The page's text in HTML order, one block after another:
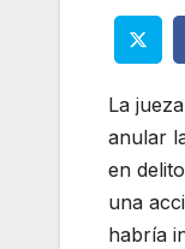
La
anular
en
una
habría